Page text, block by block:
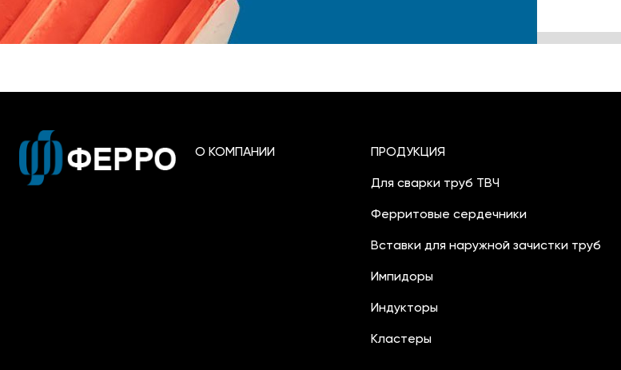
О КОМПАНИИ ПРОДУКЦИЯ
Для сварки труб ТВЧ
Ферритовые сердечники
Вставки для наружной зачистки труб
Импидоры
Индукторы
Кластеры